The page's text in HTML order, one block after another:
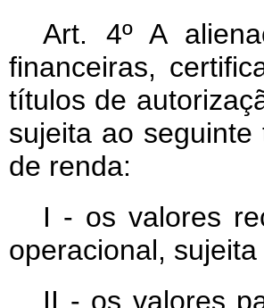
Art. 4º A
financeiras,
títulos de
sujeita ao
de renda:
I - os valores
operacional,
II - os valores